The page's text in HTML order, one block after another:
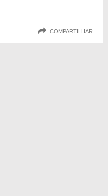
COMPARTILHAR